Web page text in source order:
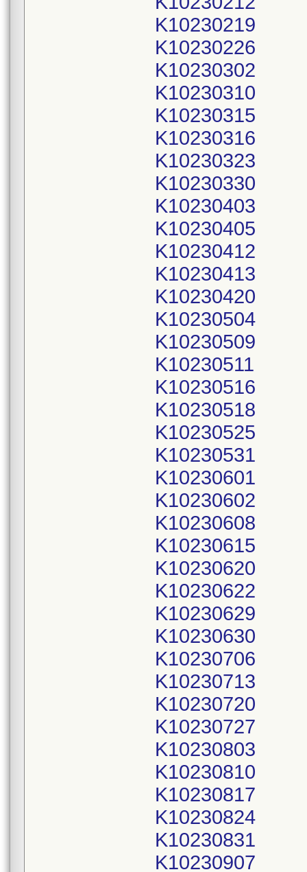
K10230219
K10230226
K10230302
K10230310
K10230315
K10230316
K10230323
K10230330
K10230403
K10230405
K10230412
K10230413
K10230420
K10230504
K10230509
K10230511
K10230516
K10230518
K10230525
K10230531
K10230601
K10230602
K10230608
K10230615
K10230620
K10230622
K10230629
K10230630
K10230706
K10230713
K10230720
K10230727
K10230803
K10230810
K10230817
K10230824
K10230831
K10230907